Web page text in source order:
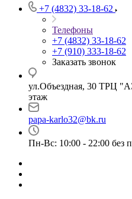
+7 (4832) 33-18-62
Телефоны
+7 (4832) 33-18-62
+7 (910) 333-18-62
Заказать звонок
ул.Объездная, 30 ТРЦ
этаж
papa-karlo32@bk.ru
Пн-Вс: 10:00 - 22:00 без